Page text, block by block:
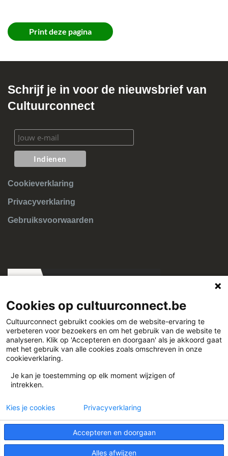
Print deze pagina
Schrijf je in voor de nieuwsbrief van
Cultuurconnect
Cookieverklaring
Privacyverklaring
Gebruiksvoorwaarden
Cultuurconnect
www.cultuurconnect.be
Cookies op cultuurconnect.be
Cultuurconnect gebruikt cookies om de website-ervaring te
verbeteren voor bezoekers en om het gebruik van de website te
analyseren. Klik op 'Accepteren en doorgaan' als je akkoord gaat
met het gebruik van alle cookies zoals omschreven in onze
cookieverklaring.
Je kan je toestemming op elk moment wijzigen of
intrekken.
Accepteren en doorgaan
Alles afwijzen
Kies je cookies Privacyverklaring